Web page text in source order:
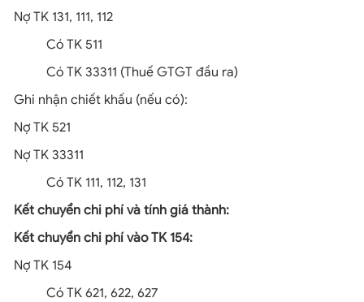
Nợ TK 131, 111, 112
Có TK 511
Có TK 33311 (Thuế GTGT đầu ra)
Ghi nhận chiết khấu (nếu có):
Nợ TK 521
Nợ TK 33311
Có TK 111, 112, 131
Kết chuyển chi phí và tính giá thành:
Kết chuyển chi phí vào TK 154:
Nợ TK 154
Có TK 621, 622, 627